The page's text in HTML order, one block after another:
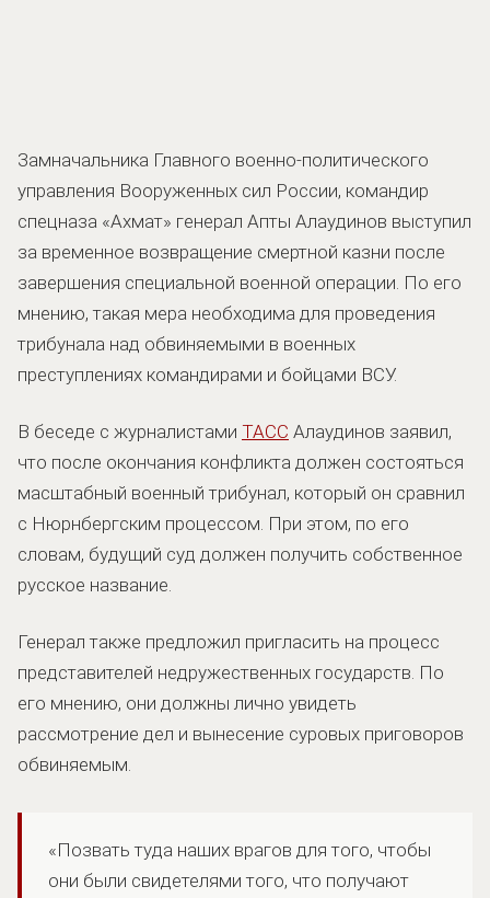
Замначальника Главного военно-политического
управления Вооруженных сил России, командир
спецназа «Ахмат» генерал Апты Алаудинов выступил
за временное возвращение смертной казни после
завершения специальной военной операции. По его
мнению, такая мера необходима для проведения
трибунала над обвиняемыми в военных
преступлениях командирами и бойцами ВСУ.
В беседе с журналистами ТАСС Алаудинов заявил,
что после окончания конфликта должен состояться
масштабный военный трибунал, который он сравнил
с Нюрнбергским процессом. При этом, по его
словам, будущий суд должен получить собственное
русское название.
Генерал также предложил пригласить на процесс
представителей недружественных государств. По
его мнению, они должны лично увидеть
рассмотрение дел и вынесение суровых приговоров
обвиняемым.
«Позвать туда наших врагов для того, чтобы
они были свидетелями того, что получают